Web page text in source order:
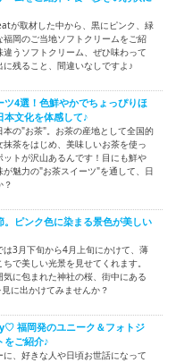
が取材した中から、黒にピンク、緑
福岡のご当地ソフトクリームをご紹
うソフトクリーム、ぜひ味わって
残ること、間違いなしですよ♪
4選！色鮮やかでちょっぴりほ
本文化を体感して♪
の"お茶"。お茶の産地として全国的
茶をはじめ、美味しいお茶を使っ
トが沢山あるんです！目にも鮮や
魅力の"お茶スイーツ"を通して、日
？
ピンク色に染まる景色が美しい
は3月下旬から4月上旬にかけて、薄
で美しい光景を見せてくれます。
に包まれた神社の桜、街中にある
に出かけてみませんか？
福岡発のユニーク＆フォトジ
をご紹介♪
、好きな人や日頃お世話になって